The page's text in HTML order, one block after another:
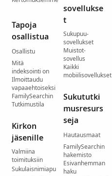
Tapoja
osallistua
Osallistu
Mitä
indeksointi on
Ilmoittaudu
vapaaehtoiseksi
FamilySearchin
Tutkimustila
Kirkon
jäsenille
Valmiina
toimituksiin
Sukulaisnimiapu
sovellukse
t
Sukupuu-
sovellukset
Muistot-
sovellus
Kaikki
mobiilisovellukset
Sukututki
musresurs
seja
Hautausmaat
FamilySearchin
hakemisto
Esivanhemman
haku